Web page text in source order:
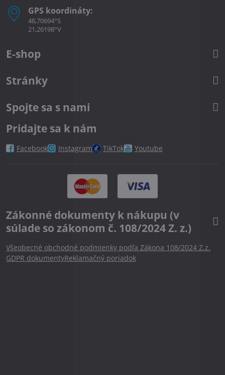
GPS koordináty:
48,70694°S
21,26198°V
E-shop
Stránky
Spojte sa s nami
Pridajte sa k nám
Facebook Instagram TikTok Youtube
Zákonné dokumenty k nákupu (v
súlade so zákonom č. 108/2024 Z. z.)
Všeobecné obchodné podmienky podľa Zákona 108/2024 Z.z.
GDPR dokumentyReklamačný poriadok